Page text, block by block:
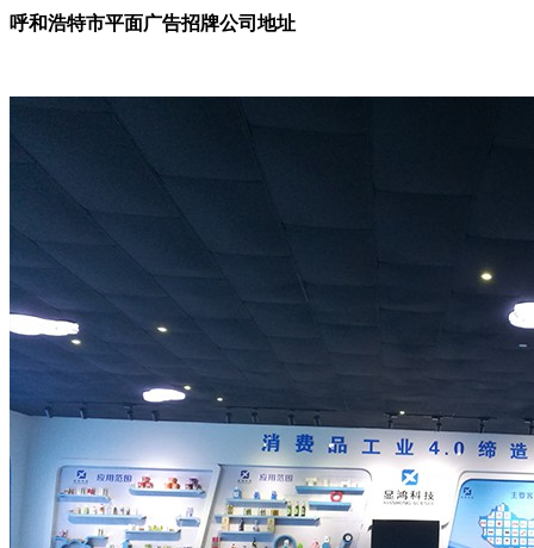
呼和浩特市平面广告招牌公司地址